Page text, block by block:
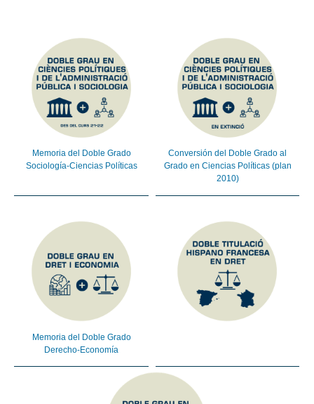
Memoria del Doble Grado
Sociología-Ciencias Políticas
Conversión del Doble Grado al
Grado en Ciencias Políticas (plan
2010)
Memoria del Doble Grado
Derecho-Economía